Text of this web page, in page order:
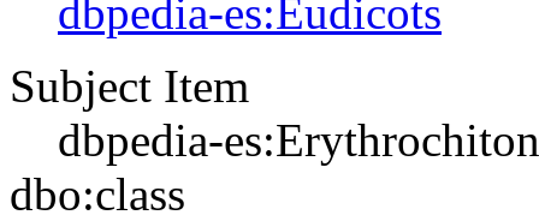
dbpedia-es:Eudicots
Subject Item
dbpedia-
dbo:class